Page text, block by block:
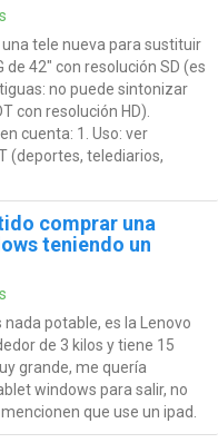
tele nueva para sustituir
de 42" con resolución SD (es
no puede sintonizar
con resolución HD).
cuenta: 1. Uso: ver
(deportes, telediarios,
comprar una
teniendo un
nada potable, es la Lenovo
de 3 kilos y tiene 15
grande, me quería
windows para salir, no
que use un ipad.